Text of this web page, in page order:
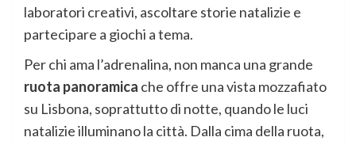
laboratori creativi, ascoltare storie natalizie e
partecipare a giochi a tema.
Per chi ama l’adrenalina, non manca una grande
ruota panoramica che offre una vista mozzafiato
su Lisbona, soprattutto di notte, quando le luci
natalizie illuminano la città. Dalla cima della ruota,